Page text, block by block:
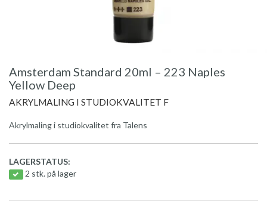
Amsterdam Standard 20ml – 223 Naples
Yellow Deep
AKRYLMALING I STUDIOKVALITET F
Akrylmaling i studiokvalitet fra Talens
LAGERSTATUS:
2 stk. på lager